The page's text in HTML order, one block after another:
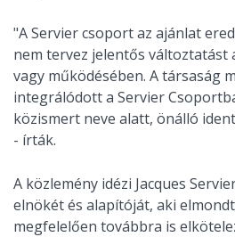
"A Servier csoport az ajánlat
nem tervez jelentős változtatást
vagy működésében. A társaság
integrálódott a Servier
közismert neve alatt, önálló
- írták.
A közlemény idézi Jacques
elnökét és alapítóját, aki
megfelelően továbbra is